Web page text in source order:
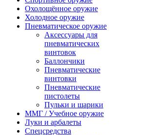
Охолощённое оружие
Холодное оружие
Пневматическое оружие
Аксессуары для
пневматических
винтовок
Баллончики
Пневматические
винтовки
Пневматические
пистолеты
Пульки и шарики
ММГ / Учебное оружие
Луки и арбалеты
Спецсредства